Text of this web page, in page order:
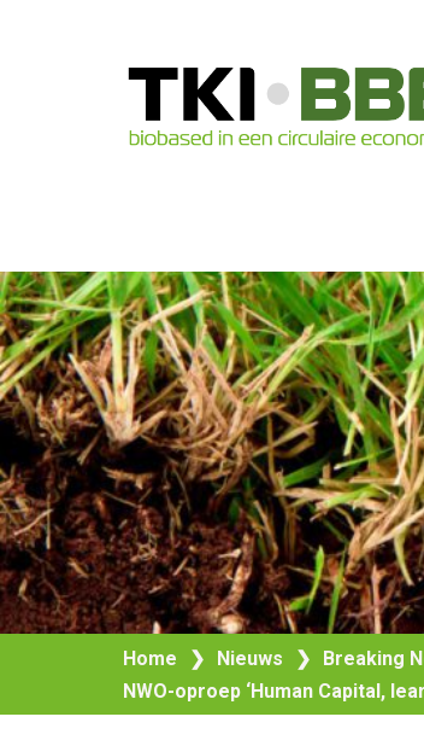
Home ❯ Nieuws ❯ Breaking
NWO-oproep ‘Human Capital,